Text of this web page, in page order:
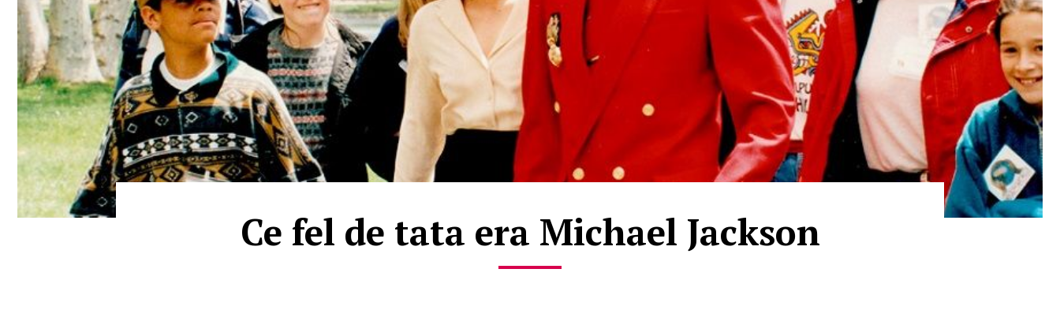
Ce fel de tata era Michael Jackson